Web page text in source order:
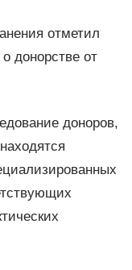
отметил
донорстве от
доноров,